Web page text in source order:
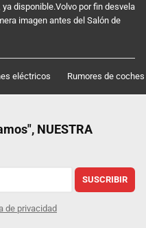
disponible.Volvo por fin desvela
imagen antes del Salón de
eléctricos Rumores de coches
NUESTRA
SUSCRIBIR
de privacidad